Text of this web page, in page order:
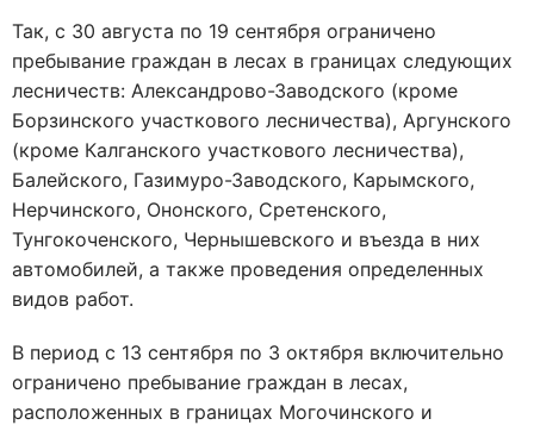
Так, с 30 августа по 19 сентября ограничено
пребывание граждан в лесах в границах следующих
лесничеств: Александрово-Заводского (кроме
Борзинского участкового лесничества), Аргунского
(кроме Калганского участкового лесничества),
Балейского, Газимуро-Заводского, Карымского,
Нерчинского, Ононского, Сретенского,
Тунгокоченского, Чернышевского и въезда в них
автомобилей, а также проведения определенных
видов работ.
В период с 13 сентября по 3 октября включительно
ограничено пребывание граждан в лесах,
расположенных в границах Могочинского и